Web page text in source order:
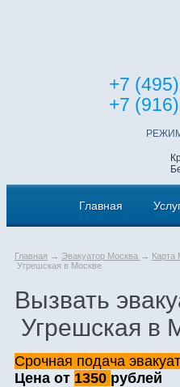
+7
+7
Главная
Главная → Эвакуатор Москва → Карта
Угрешская в Москве
Вызвать
Угрешская в
Срочная подача
Цена от 1350 рублей